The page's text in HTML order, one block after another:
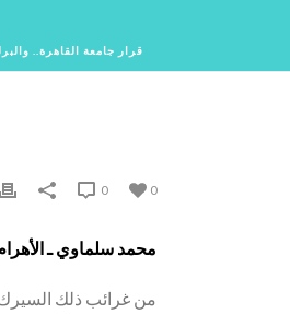
قرار جامعة القاهرة..
0
0
محمد سلماوي ـ
من غرائب ذلك السيرك